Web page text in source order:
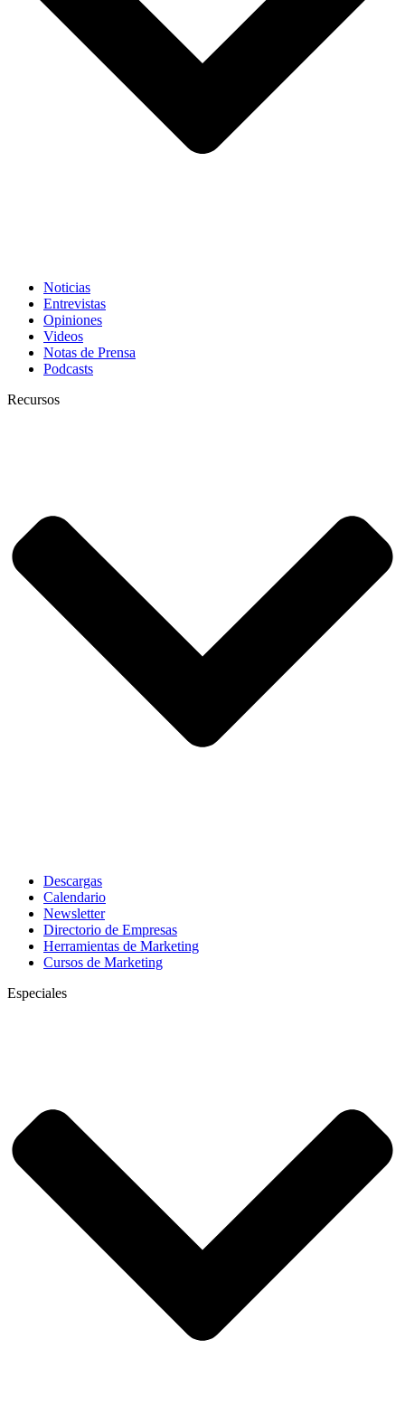
Noticias
Entrevistas
Opiniones
Videos
Notas de Prensa
Podcasts
Recursos
Descargas
Calendario
Newsletter
Directorio de Empresas
Herramientas de Marketing
Cursos de Marketing
Especiales